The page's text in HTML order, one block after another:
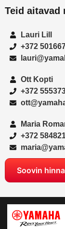
Teid aitavad
Lauri Lill
+372
Ott Kopti
+372
Maria
+372
Soovin